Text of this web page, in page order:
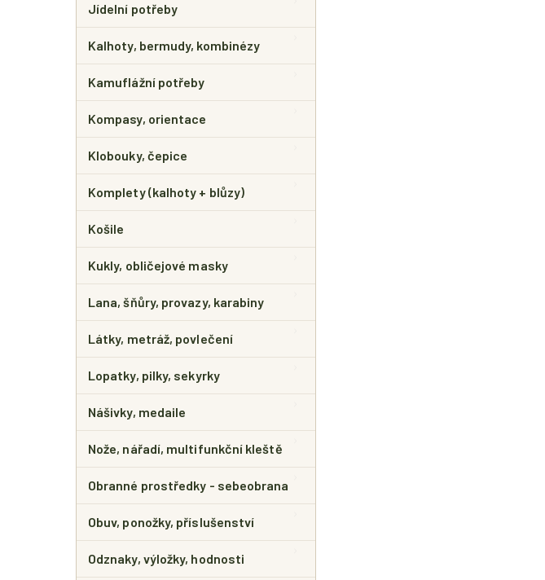
Jídelní potřeby
Kalhoty, bermudy, kombinézy
Kamuflážní potřeby
Kompasy, orientace
Klobouky, čepice
Komplety (kalhoty + blůzy)
Košile
Kukly, obličejové masky
Lana, šňůry, provazy, karabiny
Látky, metráž, povlečení
Lopatky, pilky, sekyrky
Nášivky, medaile
Nože, nářadí, multifunkční kleště
Obranné prostředky - sebeobrana
Obuv, ponožky, příslušenství
Odznaky, výložky, hodnosti